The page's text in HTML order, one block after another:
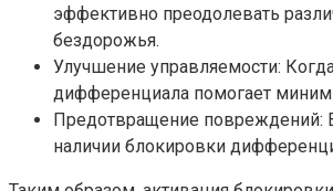
эффективно преодолевать
бездорожья.
Улучшение управляемости:
дифференциала помогает
Предотвращение повреждений:
наличии блокировки